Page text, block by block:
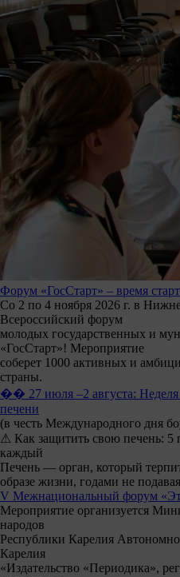
Форум «ГосСтарт» – время
Со 2 по 4 ноября 2026 г. в
Всероссийский форум
молодых государственных и
«ГосСтарт»! Мероприятие
соберет 1000 активных и
страны.
�� 27 июля –2 августа: Неделя
печени
(в честь Международного дня
⚠ Как защитить свою печень: 5
каждый
Печень — орган, который
образе жизни, годами не подавая
V Межнациональный форум
Мероприятие организуется
народов
Республики Карелия
Карелия
«Издательство «Периодика»,